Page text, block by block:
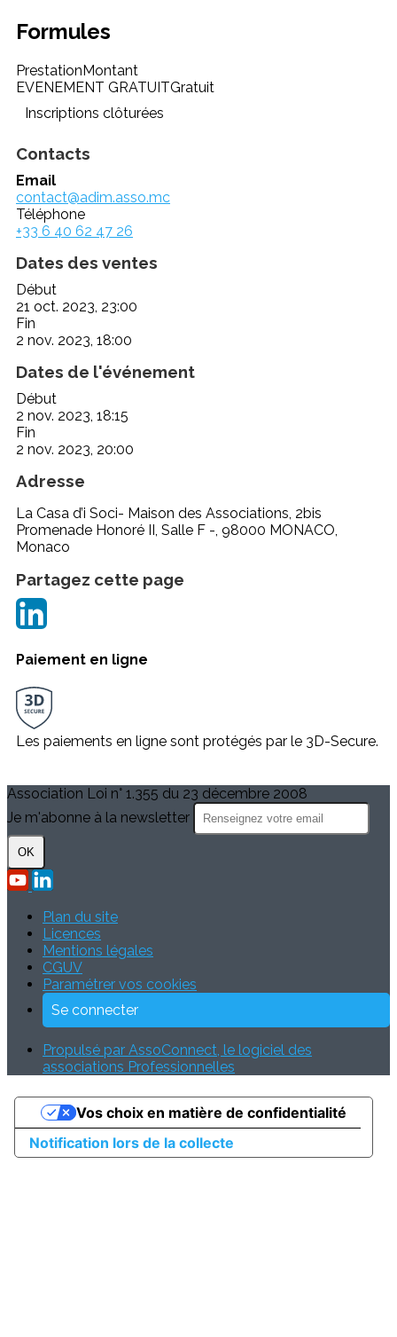
Formules
PrestationMontant
EVENEMENT GRATUITGratuit
Inscriptions clôturées
Contacts
Email
contact@adim.asso.mc
Téléphone
+33 6 40 62 47 26
Dates des ventes
Début
21 oct. 2023, 23:00
Fin
2 nov. 2023, 18:00
Dates de l'événement
Début
2 nov. 2023, 18:15
Fin
2 nov. 2023, 20:00
Adresse
La Casa d’i Soci- Maison des Associations, 2bis
Promenade Honoré II, Salle F -, 98000 MONACO,
Monaco
Partagez cette page
Paiement en ligne
Les paiements en ligne sont protégés par le 3D-Secure.
Association Loi n° 1.355 du 23 décembre 2008
Je m'abonne à la newsletter
OK
Plan du site
Licences
Mentions légales
CGUV
Paramétrer vos cookies
Se connecter
Propulsé par AssoConnect, le logiciel des
associations Professionnelles
Notification lors de la collecte
Vos choix en matière de confidentialité